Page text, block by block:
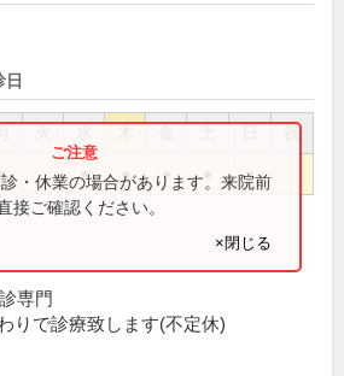
祝
● ● ● ● ●
・休業の場合があります。来院前
接ご確認ください。
×閉じる
専門
りで診療致します(不定休)